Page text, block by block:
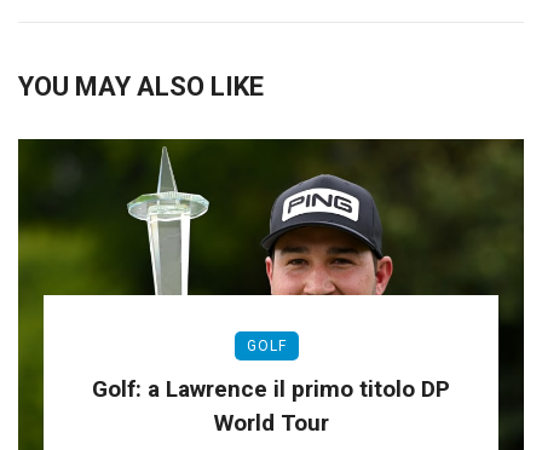
YOU MAY ALSO LIKE
GOLF
Golf: a Lawrence il primo titolo DP
World Tour